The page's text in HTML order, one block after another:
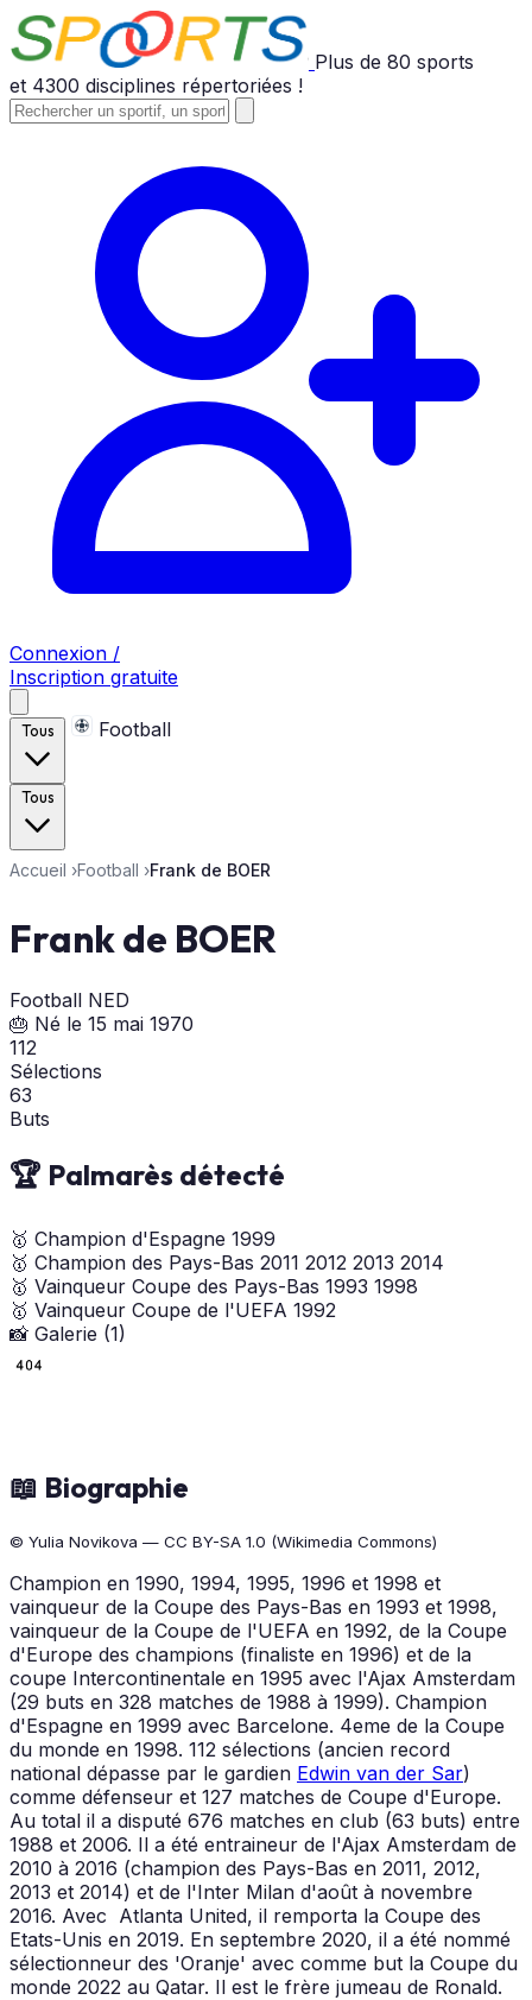
Plus de 80 sports
et 4300 disciplines répertoriées !
Connexion /
Inscription gratuite
Tous Football
Tous
Accueil ›Football ›Frank de BOER
Frank de BOER
Football NED
🎂 Né le 15 mai 1970
112
Sélections
63
Buts
🏆 Palmarès détecté
🥇 Champion d'Espagne 1999
🥇 Champion des Pays-Bas 2011 2012 2013 2014
🥇 Vainqueur Coupe des Pays-Bas 1993 1998
🥇 Vainqueur Coupe de l'UEFA 1992
📸 Galerie (1)
📖 Biographie
© Yulia Novikova — CC BY-SA 1.0 (Wikimedia Commons)
Champion en 1990, 1994, 1995, 1996 et 1998 et
vainqueur de la Coupe des Pays-Bas en 1993 et 1998,
vainqueur de la Coupe de l'UEFA en 1992, de la Coupe
d'Europe des champions (finaliste en 1996) et de la
coupe Intercontinentale en 1995 avec l'Ajax Amsterdam
(29 buts en 328 matches de 1988 à 1999). Champion
d'Espagne en 1999 avec Barcelone. 4eme de la Coupe
du monde en 1998. 112 sélections (ancien record
national dépasse par le gardien Edwin van der Sar)
comme défenseur et 127 matches de Coupe d'Europe.
Au total il a disputé 676 matches en club (63 buts) entre
1988 et 2006. Il a été entraineur de l'Ajax Amsterdam de
2010 à 2016 (champion des Pays-Bas en 2011, 2012,
2013 et 2014) et de l'Inter Milan d'août à novembre
2016. Avec Atlanta United, il remporta la Coupe des
Etats-Unis en 2019. En septembre 2020, il a été nommé
sélectionneur des 'Oranje' avec comme but la Coupe du
monde 2022 au Qatar. Il est le frère jumeau de Ronald.